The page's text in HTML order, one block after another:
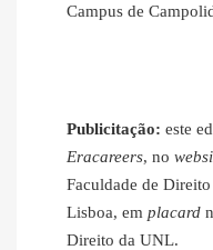
Campus de
Publicitação: este
Eracareers, no
Faculdade de
Lisboa, em placard
Direito da UNL.